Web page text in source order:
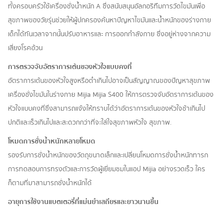
ทั้งครอบครัวใช้เครื่องชั่งน้ำหนัก A ซึ่งสนับสนุนอัลกอริทึมการวัดไขมันเพื่อ
สุขภาพของวัยรุ่นช่วยให้ผู้ปกครองค้นหาปัญหาไขมันและน้ำหนักของร่างกาย
เด็กได้ทันเวลาจากนั้นปรับอาหารและ การออกกำลังกาย ซึ่งอยู่ห่างจากความ
เสี่ยงโรคอ้วน
การตรวจจับอัตราการเต้นของหัวใจแบบคงที่
อัตราการเต้นของหัวใจสูงหรือต่ำเกินไปอาจเป็นสัญญาณของปัญหาสุขภาพ
เครื่องชั่งไขมันในร่างกาย Mijia Mijia S400 ให้การตรวจจับอัตราการเต้นของ
หัวใจแบบคงที่ซึ่งสามารถแจ้งให้ทราบได้ว่าอัตราการเต้นของหัวใจช้าเกินไป
ปกติและเร็วเกินไปและสะดวกกว่าที่จะใส่ใจสุขภาพหัวใจ สุขภาพ.
โหมดการชั่งน้ำหนักหลายโหมด
รองรับการชั่งน้ำหนักของวัตถุขนาดเล็กและเปลี่ยนโหมดการชั่งน้ำหนักทารก
การทดสอบการทรงตัวและการวัดผู้เยี่ยมชมในแอป Mijia อย่างรวดเร็ว ใคร
ก็ตามที่มาสามารถชั่งน้ำหนักได้
อายุการใช้งานแบตเตอรี่ที่แม่นยำเสถียรและยาวนานขึ้น